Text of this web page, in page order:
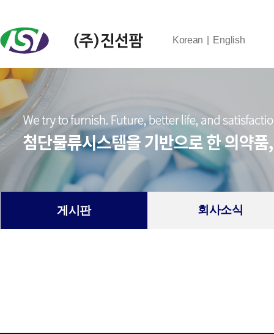
Korean English
게시판 회사소식